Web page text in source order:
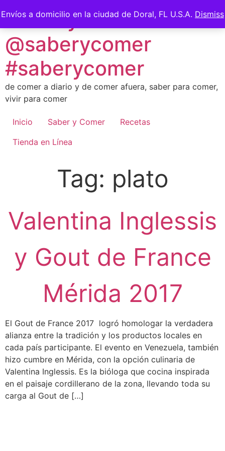
Envíos a domicilio en la ciudad de Doral, FL U.S.A. Dismiss
to
content
Saber y Comer -
@saberycomer
#saberycomer
de comer a diario y de comer afuera, saber para comer,
vivir para comer
Inicio Saber y Comer
Recetas
Tienda en Línea
Tag: plato
Valentina Inglessis
y Gout de France
Mérida 2017
El Gout de France 2017 logró homologar la verdadera
alianza entre la tradición y los productos locales en
cada país participante. El evento en Venezuela, también
hizo cumbre en Mérida, con la opción culinaria de
Valentina Inglessis. Es la bióloga que cocina inspirada
en el paisaje cordillerano de la zona, llevando toda su
carga al Gout de […]